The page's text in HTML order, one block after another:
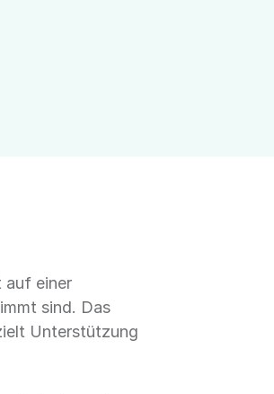
auf einer
sind. Das
Unterstützung